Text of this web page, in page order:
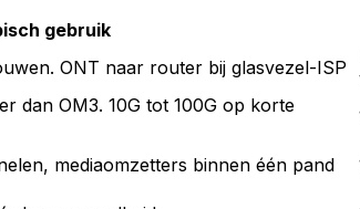
gebruik
ONT naar router bij glasvezel-ISP
dan OM3. 10G tot 100G op korte
mediaomzetters binnen één pand